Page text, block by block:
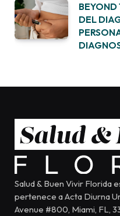
BEYOND
DEL
Salud & Buen Vivir Florida
pertenece a Acta Diurna
Avenue #800, Miami, FL,